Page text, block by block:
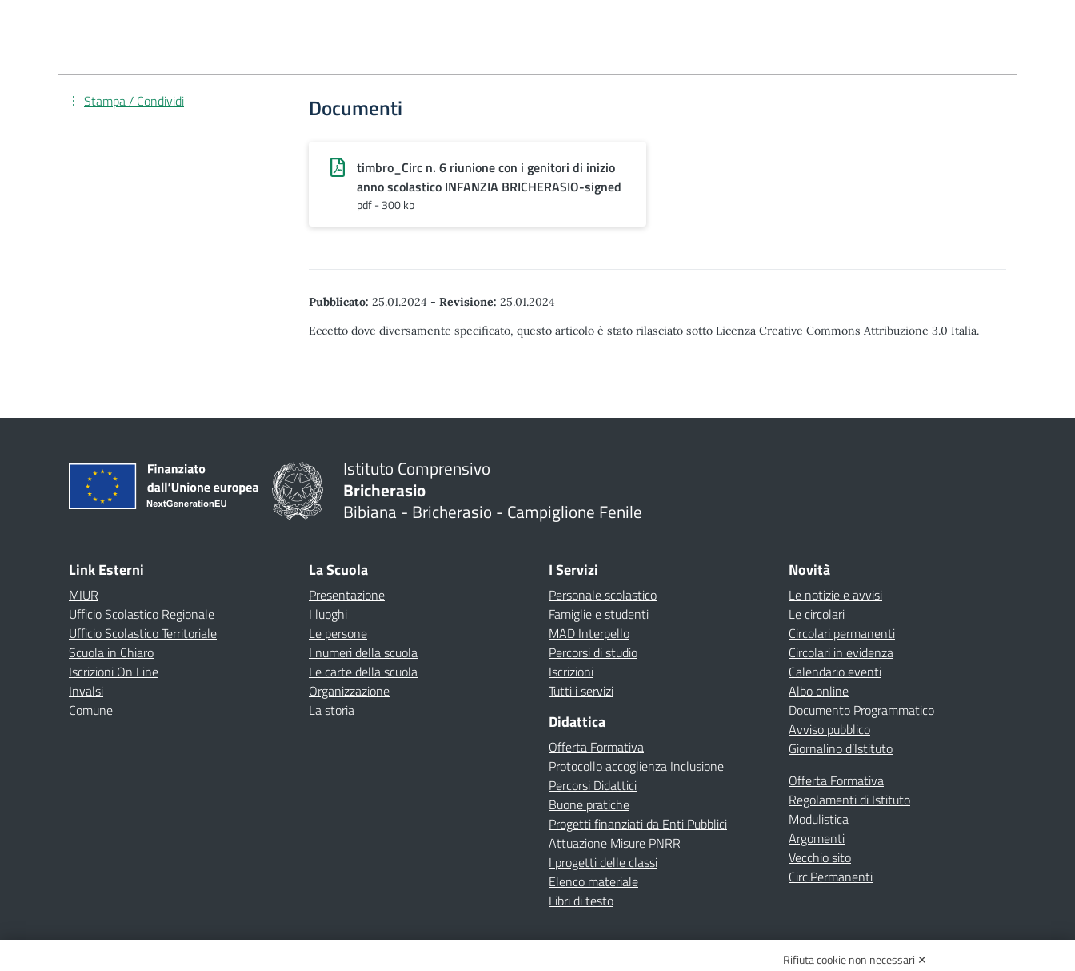
Documenti
timbro_Circ n. 6 riunione con i genitori di inizio
anno scolastico INFANZIA BRICHERASIO-signed
pdf - 300 kb
Pubblicato: 25.01.2024 - Revisione: 25.01.2024
Eccetto dove diversamente specificato, questo articolo è stato rilasciato sotto Licenza Creative Commons Attribuzione 3.0 Italia.
Stampa / Condividi
Istituto Comprensivo
Bricherasio
Bibiana - Bricherasio - Campiglione Fenile
Link Esterni
MIUR
Ufficio Scolastico Regionale
Ufficio Scolastico Territoriale
Scuola in Chiaro
Iscrizioni On Line
Invalsi
Comune
La Scuola
Presentazione
I luoghi
Le persone
I numeri della scuola
Le carte della scuola
Organizzazione
La storia
I Servizi
Personale scolastico
Famiglie e studenti
MAD Interpello
Percorsi di studio
Iscrizioni
Tutti i servizi
Didattica
Offerta Formativa
Protocollo accoglienza Inclusione
Percorsi Didattici
Buone pratiche
Progetti finanziati da Enti Pubblici
Attuazione Misure PNRR
I progetti delle classi
Elenco materiale
Libri di testo
Novità
Le notizie e avvisi
Le circolari
Circolari permanenti
Circolari in evidenza
Calendario eventi
Albo online
Documento Programmatico
Avviso pubblico
Giornalino d’Istituto
Offerta Formativa
Regolamenti di Istituto
Modulistica
Argomenti
Vecchio sito
Circ.Permanenti
Amministrazione TrasparenteAlbo onlinePrivacy PolicyDichiarazione di accessibilitàContattiNote Legali
Rifiuta cookie non necessari ✕